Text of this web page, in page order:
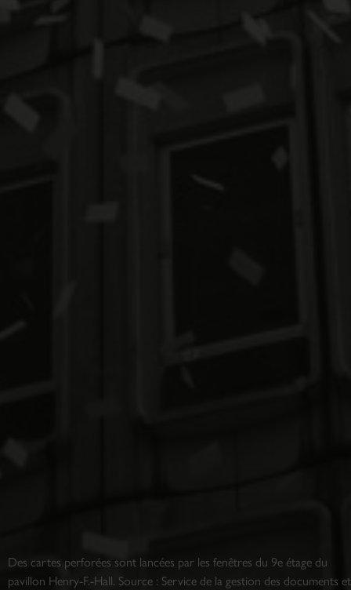
Des cartes perforées sont lancées par les fenêtres du 9e étage du
pavillon Henry-F.-Hall. Source : Service de la gestion des documents et